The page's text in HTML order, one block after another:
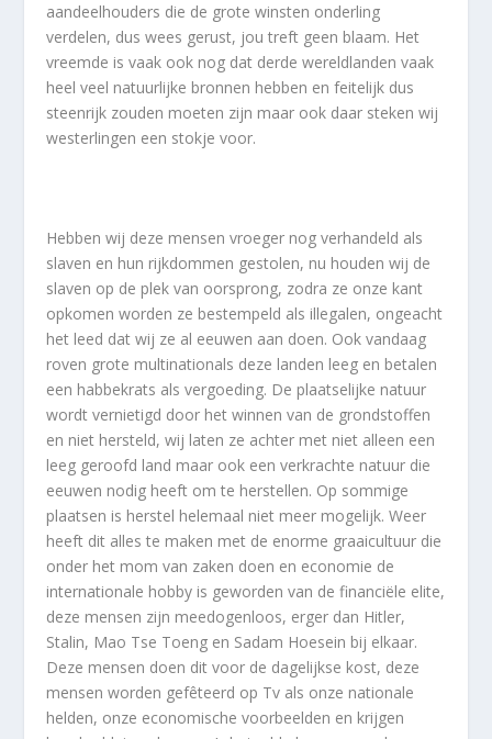
aandeelhouders die de grote winsten onderling
verdelen, dus wees gerust, jou treft geen blaam. Het
vreemde is vaak ook nog dat derde wereldlanden vaak
heel veel natuurlijke bronnen hebben en feitelijk dus
steenrijk zouden moeten zijn maar ook daar steken wij
westerlingen een stokje voor.
Hebben wij deze mensen vroeger nog verhandeld als
slaven en hun rijkdommen gestolen, nu houden wij de
slaven op de plek van oorsprong, zodra ze onze kant
opkomen worden ze bestempeld als illegalen, ongeacht
het leed dat wij ze al eeuwen aan doen. Ook vandaag
roven grote multinationals deze landen leeg en betalen
een habbekrats als vergoeding. De plaatselijke natuur
wordt vernietigd door het winnen van de grondstoffen
en niet hersteld, wij laten ze achter met niet alleen een
leeg geroofd land maar ook een verkrachte natuur die
eeuwen nodig heeft om te herstellen. Op sommige
plaatsen is herstel helemaal niet meer mogelijk. Weer
heeft dit alles te maken met de enorme graaicultuur die
onder het mom van zaken doen en economie de
internationale hobby is geworden van de financiële elite,
deze mensen zijn meedogenloos, erger dan Hitler,
Stalin, Mao Tse Toeng en Sadam Hoesein bij elkaar.
Deze mensen doen dit voor de dagelijkse kost, deze
mensen worden gefêteerd op Tv als onze nationale
helden, onze economische voorbeelden en krijgen